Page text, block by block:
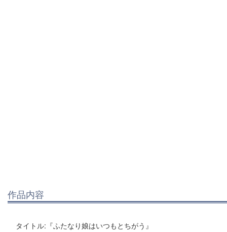
作品内容
タイトル:『ふたなり娘はいつもとちがう』